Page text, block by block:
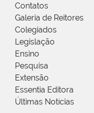
Contatos
Galeria de Reitores
Colegiados
Legislação
Ensino
Pesquisa
Extensão
Essentia Editora
Últimas Notícias